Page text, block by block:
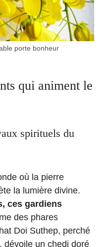
porte bonheur
qui animent le
spirituels du
où la pierre
la lumière divine.
ces gardiens
des phares
Doi Suthep, perché
dévoile un chedi doré